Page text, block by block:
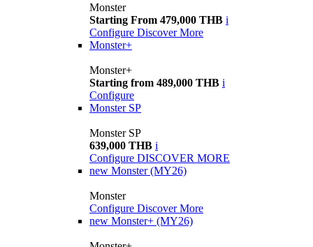
Monster
Starting From 479,000 THB i
Configure Discover More
Monster+
Monster+
Starting from 489,000 THB i
Configure
Monster SP
Monster SP
639,000 THB i
Configure DISCOVER MORE
new Monster (MY26)
Monster
Configure Discover More
new Monster+ (MY26)